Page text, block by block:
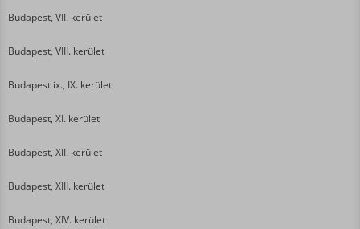
Budapest, VII. kerület
Budapest, VIII. kerület
Budapest ix., IX. kerület
Budapest, XI. kerület
Budapest, XII. kerület
Budapest, XIII. kerület
Budapest, XIV. kerület